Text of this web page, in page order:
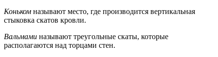
Коньком называют место, где производится вертикальная
стыковка скатов кровли.
Вальмами называют треугольные скаты, которые
располагаются над торцами стен.